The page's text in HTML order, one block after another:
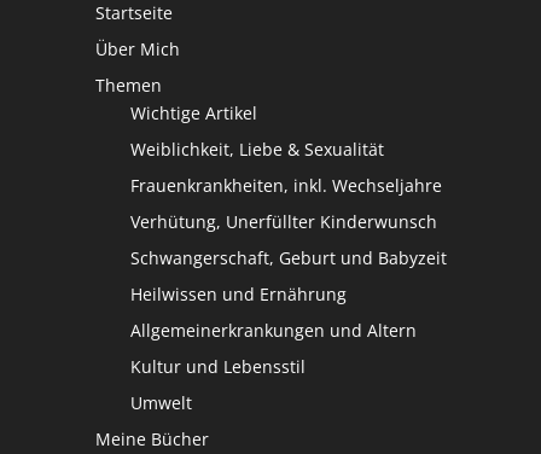
Startseite
Über Mich
Themen
Wichtige Artikel
Weiblichkeit, Liebe & Sexualität
Frauenkrankheiten, inkl. Wechseljahre
Verhütung, Unerfüllter Kinderwunsch
Schwangerschaft, Geburt und Babyzeit
Heilwissen und Ernährung
Allgemeinerkrankungen und Altern
Kultur und Lebensstil
Umwelt
Meine Bücher